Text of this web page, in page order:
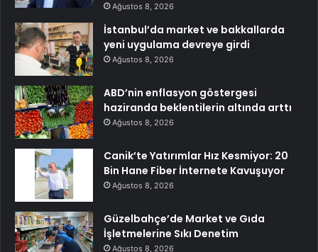
Ağustos 8, 2026
İstanbul’da market ve bakkallarda
yeni uygulama devreye girdi
Ağustos 8, 2026
ABD’nin enflasyon göstergesi
haziranda beklentilerin altında arttı
Ağustos 8, 2026
Canik’te Yatırımlar Hız Kesmiyor: 20
Bin Hane Fiber İnternete Kavuşuyor
Ağustos 8, 2026
Güzelbahçe’de Market ve Gıda
İşletmelerine Sıkı Denetim
Ağustos 8, 2026